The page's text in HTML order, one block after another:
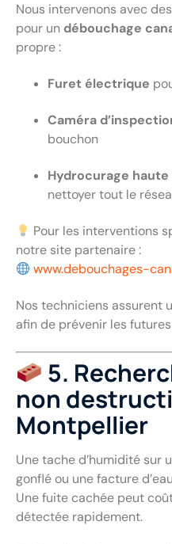
Nous intervenons avec
pour un débouchage
propre :
Furet électrique
Caméra
bouchon
Hydrocurage
nettoyer tout le
Pour les interventions
notre site partenaire :
www.debouchages-
Nos techniciens assurent
afin de prévenir les
5.
non
Montpellier
Une tache d’humidité sur
gonflé ou une facture
Une fuite cachée peut
détectée rapidement.